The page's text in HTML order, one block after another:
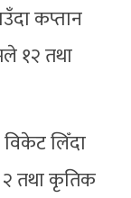
कप्तान
१२ तथा
लिँदा
तथा कृतिक